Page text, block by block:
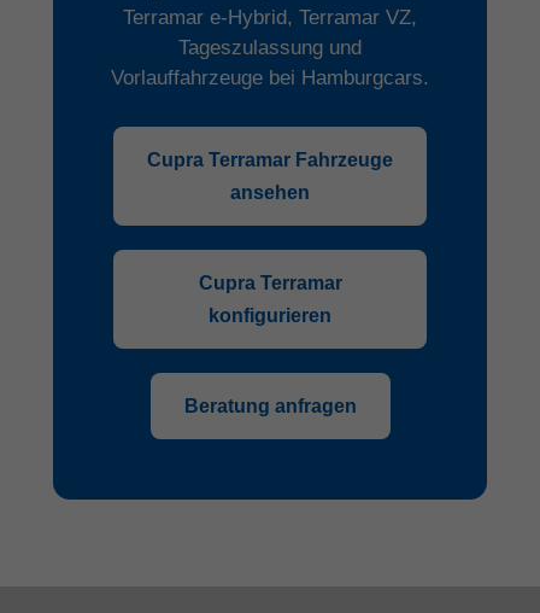
Terramar e-Hybrid, Terramar VZ,
Tageszulassung und
Vorlauffahrzeuge bei Hamburgcars.
Cupra Terramar Fahrzeuge
ansehen
Cupra Terramar
konfigurieren
Beratung anfragen